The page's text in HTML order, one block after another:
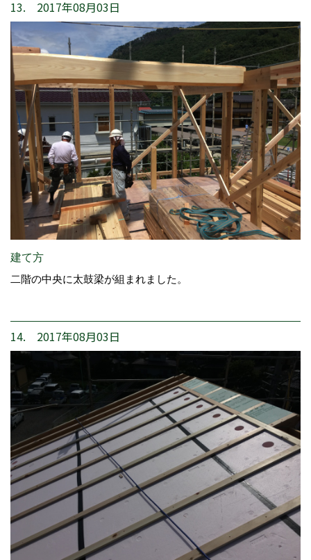
13. 2017年08月03日
建て方
二階の中央に太鼓梁が組まれました。
14. 2017年08月03日